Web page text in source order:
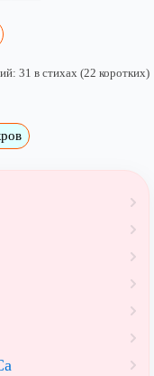
31 в стихах (22 коротких)